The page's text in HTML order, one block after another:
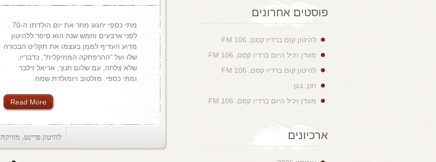
לפני ארבעים וחמש שנה הוא סיפר ללהיטון
מדוע העדיף לממן בעצמו את תקליט הבכורה
שלו ועל "ההרפתקה המוזיקלית", כדבריו,
שלא צלחה, עם שלום חנוך, אריאל זילבר
ומתי כספי. מזלטוב ויומולדת שמח.
Read More
להיטון.פרינט, מוזיקה
פוסטים אחרונים
להיטון.קום ברדיו קסם, 106 FM
מעדן ויניל היום ברדיו קסם, 106 FM
להיטון.קום ברדיו קסם, 106 FM
חנן, בגן
מעדן ויניל היום ברדיו קסם, 106 FM
ארכיונים